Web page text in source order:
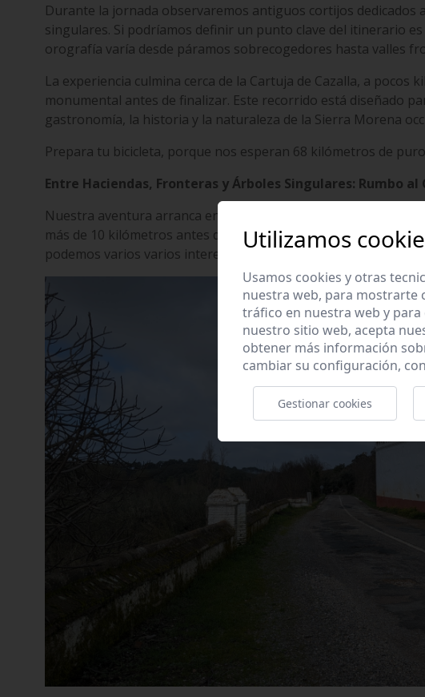
Durante la jornada observaremos antiguos cortijos
singulares. Si podríamos definir un punto clave del itinerario
orografía varía desde páramos sobrecogedores hasta valles
La experiencia culmina cerca de la Cartuja de Cazalla, a
monumental antes de finalizar. Este recorrido está diseñado
gastronomía, la historia y la naturaleza de la Sierra Morena
Prepara tu bicicleta, porque nos esperan 68 kilómetros de
Entre Haciendas, Fronteras y Árboles Singulares: Rumbo al
Nuestra aventura arranca en Cazalla de la Sierra. Salimos en
más de 10 kilómetros antes de tomar el desvío hacia la Hoya
podemos varios varios interesantes cortijos históricos como La
Utilizamos
Usamos cookies y otras
nuestra web, para mostrarte
tráfico en nuestra web y
nuestro sitio web, acepta
obtener más información
cambiar su configuración,
Gestionar cookies